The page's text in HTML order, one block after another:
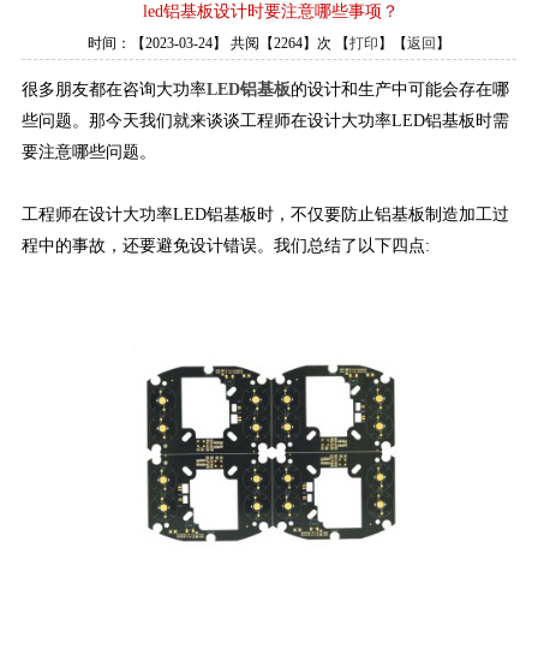
led铝基板设计时要注意哪些事项？
时间：【2023-03-24】 共阅【2264】次 【打印】【返回】
很多朋友都在咨询大功率LED铝基板的设计和生产中可能会存在哪
些问题。那今天我们就来谈谈工程师在设计大功率LED铝基板时需
要注意哪些问题。
工程师在设计大功率LED铝基板时，不仅要防止铝基板制造加工过
程中的事故，还要避免设计错误。我们总结了以下四点: